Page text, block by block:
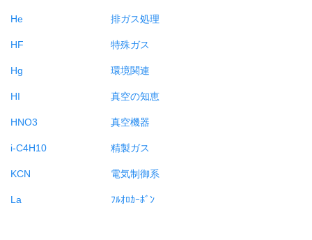
He
HF
Hg
HI
HNO3
i-C4H10
KCN
La
排ガス処理
特殊ガス
環境関連
真空の知恵
真空機器
精製ガス
電気制御系
ﾌﾙｵﾛｶｰﾎﾞﾝ